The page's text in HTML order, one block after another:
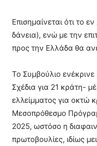
Επισημαίνεται ότι το
δάνεια), ενώ με την
προς την Ελλάδα θα
Το Συμβούλιο
Σχέδια για 21 κράτη-
ελλείμματος για οκτώ
Μεσοπρόθεσμο
2025, ωστόσο η
πρωτοβουλίες, ιδίως